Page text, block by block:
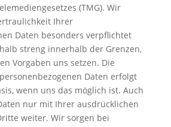
(TMG). Wir
Ihrer
Daten besonders verpflichtet
streng innerhalb der Grenzen,
Vorgaben uns setzen. Die
Daten erfolgt
wenn uns das möglich ist. Auch
nur mit Ihrer ausdrücklichen
weiter. Wir sorgen bei